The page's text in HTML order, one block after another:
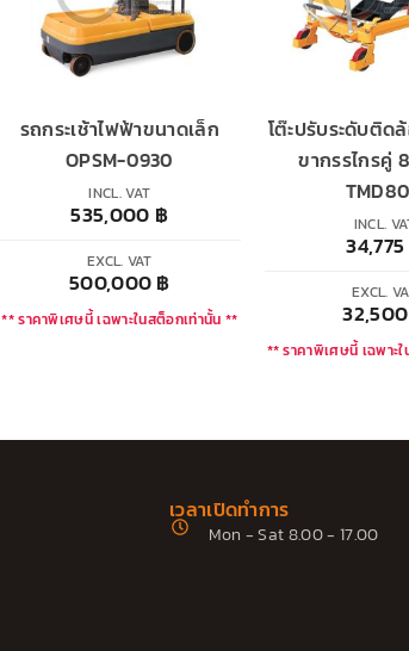
รถกระเช้าไฟฟ้าขนาดเล็ก
OPSM-0930
INCL. VAT
535,000 ฿
EXCL. VAT
500,000฿
** ราคาพิเศษนี้ เฉพาะในสต็อกเท่านั้น **
โต๊ะปรับระดับติด
ขากรรไกรคู่
INCL.
34,775
EXCL.
32,500
** ราคาพิเศษนี้ เฉพาะ
เวลาเปิดทำการ
Mon - Sat 8.00 - 17.00